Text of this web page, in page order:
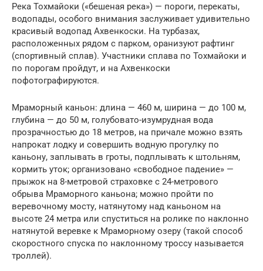
Река Тохмайоки («бешеная река») — пороги, перекаты,
водопады, особого внимания заслуживает удивительно
красивый водопад Ахвенкоски. На турбазах,
расположенных рядом с парком, оранизуют рафтинг
(спортивный сплав). Участники сплава по Тохмайоки и
по порогам пройдут, и на Ахвенкоски
пофотографируются.
Мраморный каньон: длина — 460 м, ширина — до 100 м,
глубина — до 50 м, голубовато-изумрудная вода
прозрачностью до 18 метров, на причале можно взять
напрокат лодку и совершить водную прогулку по
каньону, заплывать в гроты, подплывать к штольням,
кормить уток; организовано «свободное падение» —
прыжок на 8-метровой страховке с 24-метрового
обрыва Мраморного каньона; можно пройти по
веревочному мосту, натянутому над каньоном на
высоте 24 метра или спуститься на ролике по наклонно
натянутой веревке к Мраморному озеру (такой способ
скоростного спуска по наклонному троссу называется
троллей).